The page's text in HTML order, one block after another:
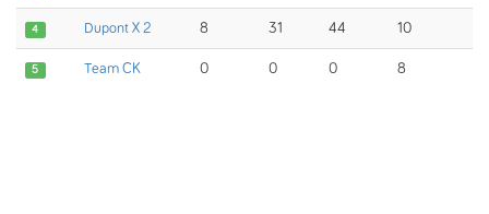
4 Dupont X 2 8 31 44 10
5 Team CK 0 0 0 8